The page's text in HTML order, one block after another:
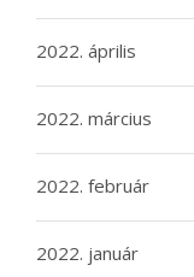
2022. április
2022. március
2022. február
2022. január